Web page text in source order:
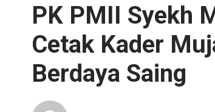
PK PMII Syekh
Cetak Kader
Berdaya Saing